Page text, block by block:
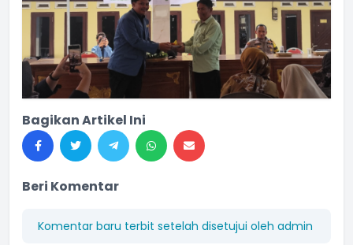
Bagikan Artikel Ini
Beri Komentar
Komentar baru terbit setelah disetujui oleh admin